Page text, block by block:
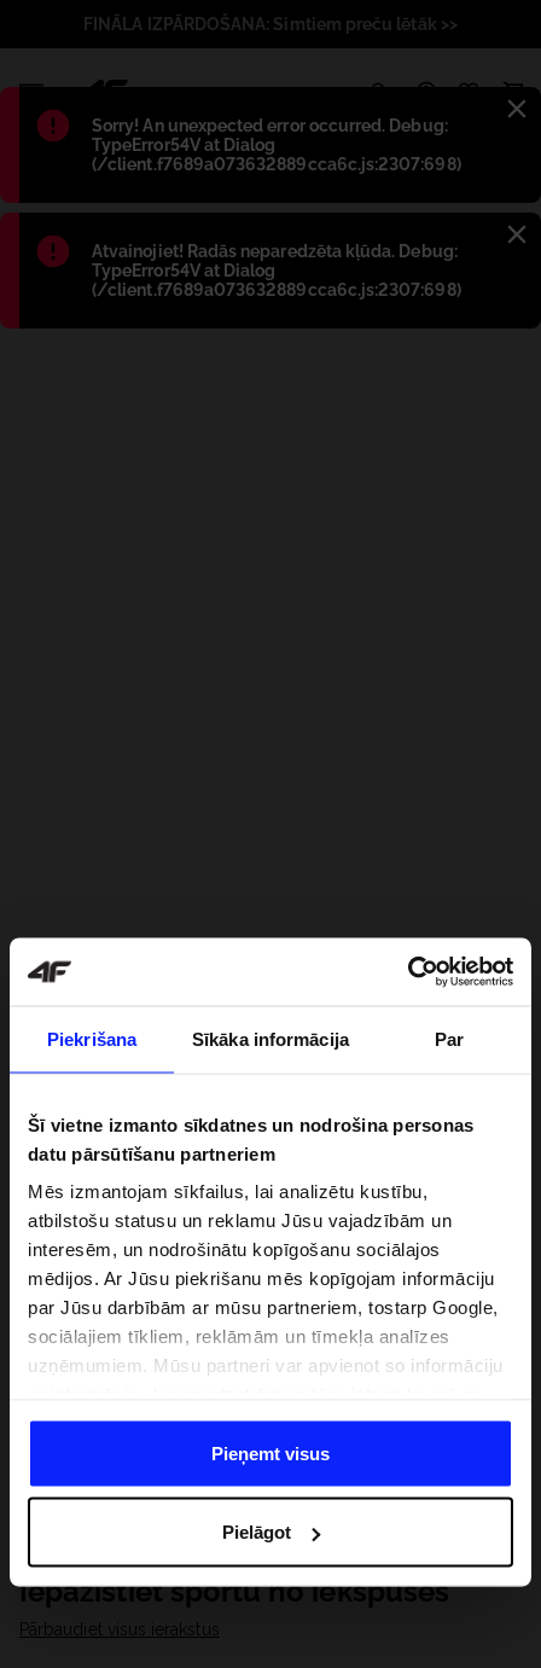
Piekrišana Sīkāka informācija Par
Šī vietne izmanto sīkdatnes un nodrošina personas
datu pārsūtīšanu partneriem
Mēs izmantojam sīkfailus, lai analizētu kustību,
atbilstošu statusu un reklamu Jūsu vajadzībām un
interesēm, un nodrošinātu kopīgošanu sociālajos
mēdijos. Ar Jūsu piekrišanu mēs kopīgojam informāciju
par Jūsu darbībām ar mūsu partneriem, tostarp Google,
sociālajiem tīkliem, reklāmām un tīmekļa analīzes
uzņēmumiem. Mūsu partneri var apvienot so informāciju
datiem, ko viņi iegūst, izmantojot viņu pakalpojumus. Ar
Jūsu atļauju, mēs varam pārsūtīt Jūsu personas datus
saviem partneriem, lai uzlabotu veidu, kadā tiek rādīta
saturu un uzlabotu mūsu partneru piedāvātos risinajumus
( piem. socialos tīklus). Detalizētu informāciju var atrast
mūsu Privātuma politikā un sadaļā "Detaļas".
Pieņemt visus
Pielāgot
Błąd:
Sorry! An unexpected error occurred. Debug:
TypeError54V at Dialog
(/client.f7689a073632889cca6c.js:2307:698)
Błąd:
Atvainojiet! Radās neparedzēta kļūda. Debug:
TypeError54V at Dialog
(/client.f7689a073632889cca6c.js:2307:698)
FINĀLA IZPĀRDOŠANA: Simtiem preču lētāk >>
Iepazīstiet sportu no iekšpuses
Pārbaudiet visus ierakstus